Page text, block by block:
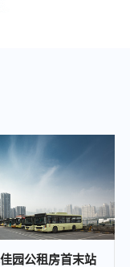
重庆城市综合交通枢纽(集团)有限公司 大竹林站TOD项目施工图审查比选公告
园公租房首末站